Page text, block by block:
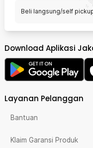
Beli langsung/self
Download Aplikasi
Layanan Pelanggan
Bantuan
Klaim Garansi Produk